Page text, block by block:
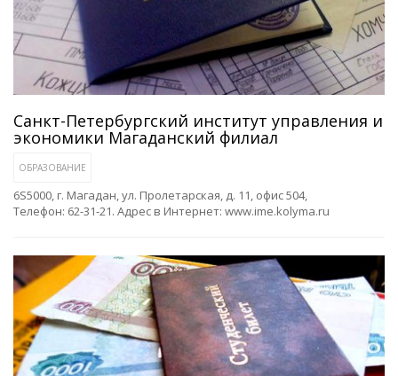
Санкт-Петербургский институт управления и
экономики Магаданский филиал
ОБРАЗОВАНИЕ
6S5000, г. Магадан, ул. Пролетарская, д. 11, офис 504,
Телефон: 62-31-21. Адрес в Интернет: www.ime.kolyma.ru